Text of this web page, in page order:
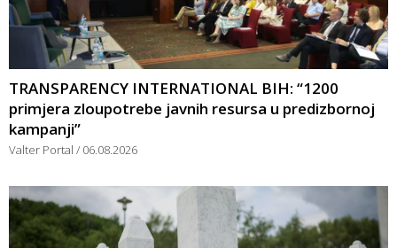
TRANSPARENCY INTERNATIONAL BIH: “1200
primjera zloupotrebe javnih resursa u predizbornoj
kampanji”
Valter Portal 06.08.2026